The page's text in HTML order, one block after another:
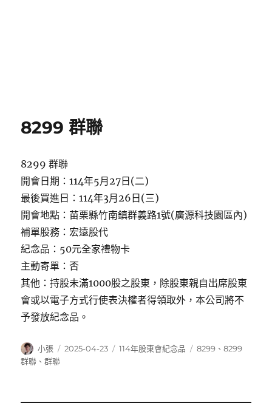
8299 群聯
8299 群聯
開會日期：114年5月27日(二)
最後買進日：114年3月26日(三)
開會地點：苗栗縣竹南鎮群義路1號(廣源科技園區內)
補單股務：宏遠股代
紀念品：50元全家禮物卡
主動寄單：否
其他：持股未滿1000股之股東，除股東親自出席股東
會或以電子方式行使表決權者得領取外，本公司將不
予發放紀念品。
作
者
小張
發
2025-04-23
分
114年股東會紀念品
標
8299 、8299
群聯 、群聯